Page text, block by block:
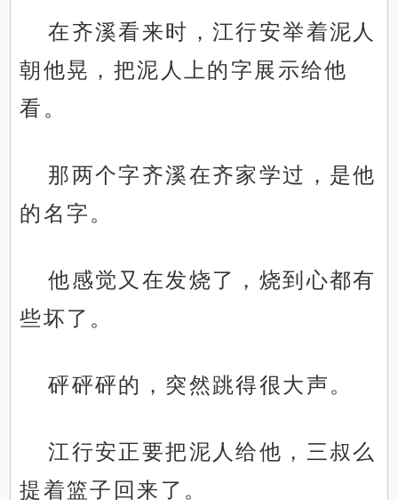
在齐溪看来时，江行安举着泥人
朝他晃，把泥人上的字展示给他
看。
那两个字齐溪在齐家学过，是他
的名字。
他感觉又在发烧了，烧到心都有
些坏了。
砰砰砰的，突然跳得很大声。
江行安正要把泥人给他，三叔么
提着篮子回来了。